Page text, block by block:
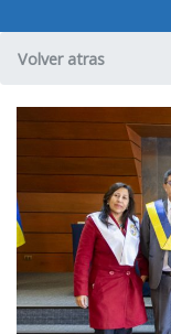
Biblioteca U.C.B.
ONRES U.C.B.
Volver atras